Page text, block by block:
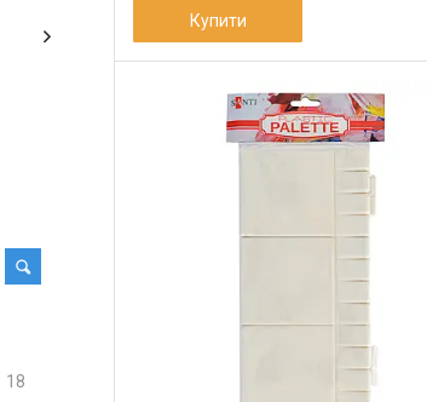
Купити
18